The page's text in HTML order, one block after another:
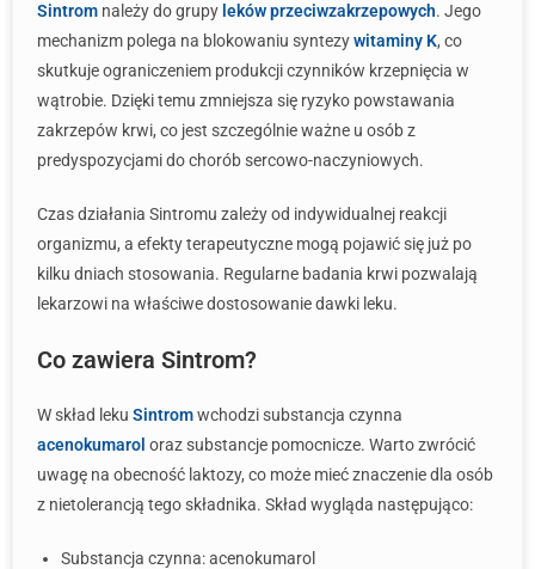
Sintrom należy do grupy leków przeciwzakrzepowych. Jego
mechanizm polega na blokowaniu syntezywitaminy K, co
skutkuje ograniczeniem produkcji czynników krzepnięcia w
wątrobie. Dzięki temu zmniejsza się ryzyko powstawania
zakrzepów krwi, co jest szczególnie ważne u osób z
predyspozycjami do chorób sercowo-naczyniowych.
Czas działania Sintromu zależy od indywidualnej reakcji
organizmu, a efekty terapeutyczne mogą pojawić się już po
kilku dniach stosowania. Regularne badania krwi pozwalają
lekarzowi na właściwe dostosowanie dawki leku.
Co zawiera Sintrom?
W skład leku Sintromwchodzi substancja czynna
acenokumarol oraz substancje pomocnicze. Warto zwrócić
uwagę na obecność laktozy, co może mieć znaczenie dla osób
z nietolerancją tego składnika. Skład wygląda następująco:
Substancja czynna: acenokumarol